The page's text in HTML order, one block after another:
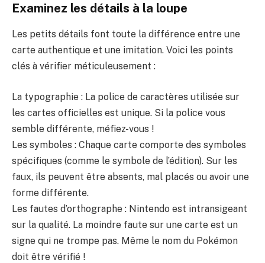
Examinez les détails à la loupe
Les petits détails font toute la différence entre une
carte authentique et une imitation. Voici les points
clés à vérifier méticuleusement :
La typographie : La police de caractères utilisée sur
les cartes officielles est unique. Si la police vous
semble différente, méfiez-vous !
Les symboles : Chaque carte comporte des symboles
spécifiques (comme le symbole de l’édition). Sur les
faux, ils peuvent être absents, mal placés ou avoir une
forme différente.
Les fautes d’orthographe : Nintendo est intransigeant
sur la qualité. La moindre faute sur une carte est un
signe qui ne trompe pas. Même le nom du Pokémon
doit être vérifié !